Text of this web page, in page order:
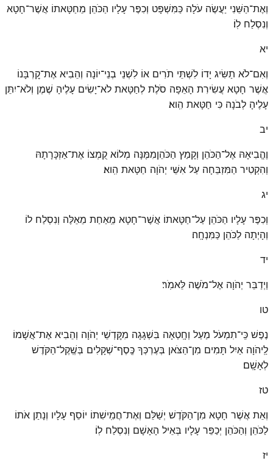
וְאֶת־הַשֵּׁנִי יַעֲשֶׂה עֹלָה כַּמִּשְׁפָּט וְכִפֶּר עָלָיו הַכֹּהֵן מֵחַטָּאתוֹ אֲשֶׁר־חָטָא
וְנִסְלַח לֽוֹ׃
יא
וְאִם־לֹא תַשִּׂיג יָדוֹ לִשְׁתֵּי תֹרִים אוֹ לִשְׁנֵי בְנֵי־יוֹנָה וְהֵבִיא אֶת־קׇרְבָּנוֹ
אֲשֶׁר חָטָא עֲשִׂירִת הָאֵפָה סֹלֶת לְחַטָּאת לֹא־יָשִׂים עָלֶיהָ שֶׁמֶן וְלֹא־יִתֵּן
עָלֶיהָ לְבֹנָה כִּי חַטָּאת הִֽוא׃
יב
וֶהֱבִיאָהּ אֶל־הַכֹּהֵן וְקָמַץ הַכֹּהֵןמִמֶּנָּה מְלוֹא קֻמְצוֹ אֶת־אַזְכָּרָתָהּ
וְהִקְטִיר הַמִּזְבֵּחָה עַל אִשֵּׁי יְהֹוָה חַטָּאת הִֽוא׃
יג
וְכִפֶּר עָלָיו הַכֹּהֵן עַל־חַטָּאתוֹ אֲשֶׁר־חָטָא מֵֽאַחַת מֵאֵלֶּה וְנִסְלַח לוֹ
וְהָיְתָה לַכֹּהֵן כַּמִּנְחָֽה׃
יד
וַיְדַבֵּר יְהֹוָה אֶל־מֹשֶׁה לֵּאמֹֽר׃
טו
נֶפֶשׁ כִּֽי־תִמְעֹל מַעַל וְחָֽטְאָה בִּשְׁגָגָה מִקׇּדְשֵׁי יְהֹוָה וְהֵבִיא אֶת־אֲשָׁמוֹ
לַֽיהֹוָה אַיִל תָּמִים מִן־הַצֹּאן בְּעֶרְכְּךָ כֶּֽסֶף־שְׁקָלִים בְּשֶֽׁקֶל־הַקֹּדֶשׁ
לְאָשָֽׁם׃
טז
וְאֵת אֲשֶׁר חָטָא מִן־הַקֹּדֶשׁ יְשַׁלֵּם וְאֶת־חֲמִֽישִׁתוֹ יוֹסֵף עָלָיו וְנָתַן אֹתוֹ
לַכֹּהֵן וְהַכֹּהֵן יְכַפֵּר עָלָיו בְּאֵיל הָאָשָׁם וְנִסְלַח לֽוֹ׃
יז